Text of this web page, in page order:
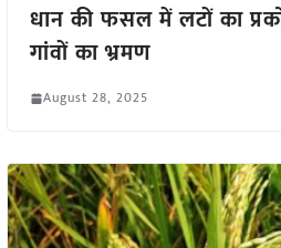
धान की फसल में लटों का
गांवों का भ्रमण
August 28, 2025